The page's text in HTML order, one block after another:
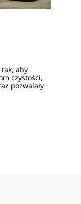
tak, aby
czystości,
pozwalały